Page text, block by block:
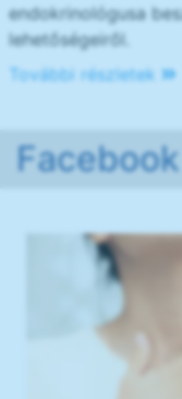
endokrinológusa
lehetőségeiről.
További részletek